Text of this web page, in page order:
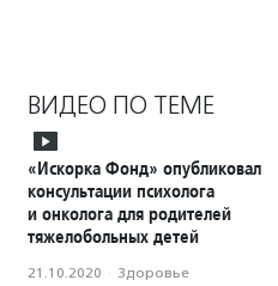
ВИДЕО ПО ТЕМЕ
«Искорка Фонд» опубликовал
консультации психолога
и онколога для родителей
тяжелобольных детей
21.10.2020 · Здоровье